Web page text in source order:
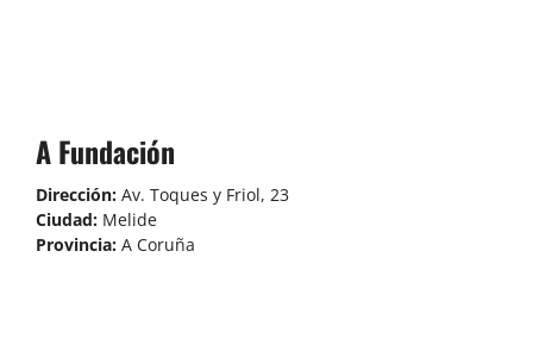
A Fundación
Dirección: Av. Toques y Friol, 23
Ciudad:Melide
Provincia:A Coruña